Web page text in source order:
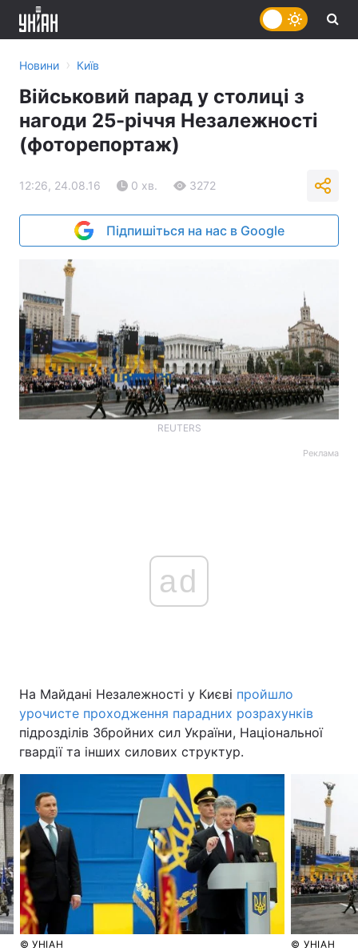
Війна
Україна Політика
Економіка Світ
Спорт Наука
Техно і зв'язок
Новини › Київ
Військовий парад у столиці з
нагоди 25-річчя Незалежності
(фоторепортаж)
12:26, 24.08.16 0 хв. 3272
Підпишіться на нас в Google
REUTERS
Реклама
ad
На Майдані Незалежності у Києві пройшло
урочисте проходження парадних розрахунків
підрозділів Збройних сил України, Національної
гвардії та інших силових структур.
© УНІАН © УНІАН